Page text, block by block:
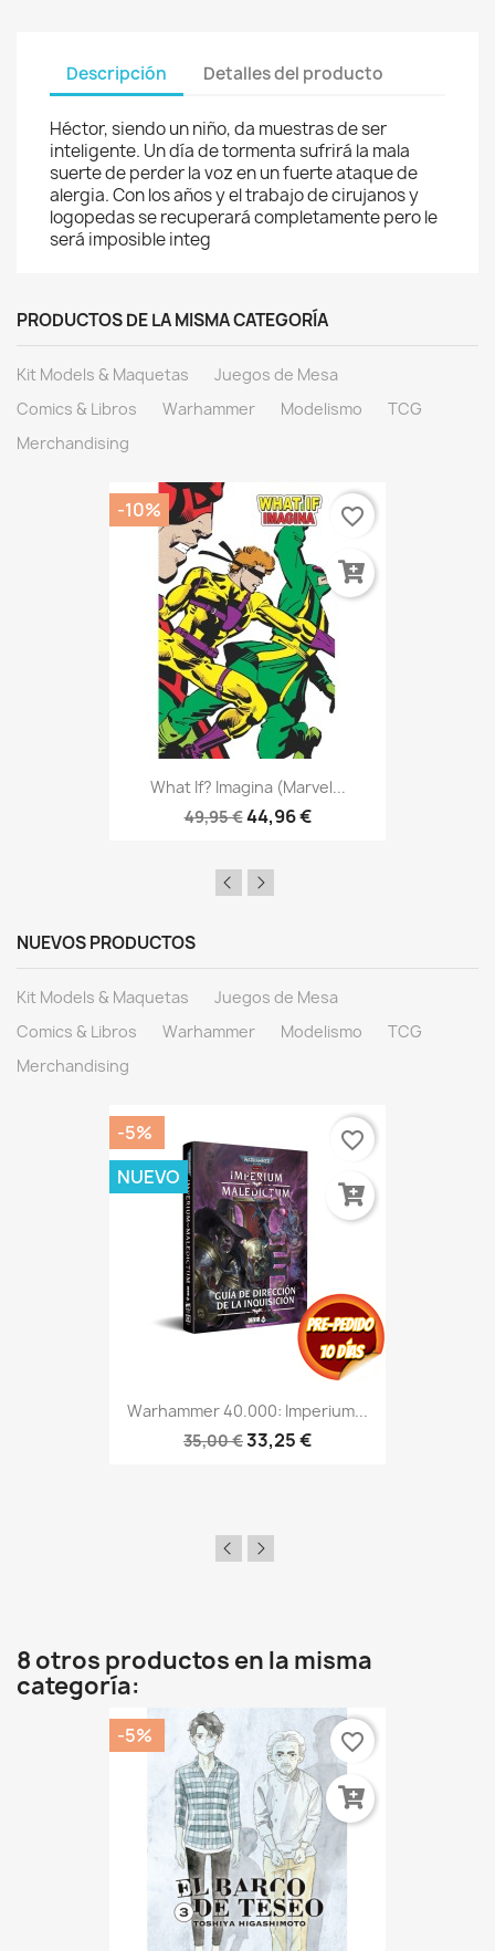
Descripción Detalles del producto
Héctor, siendo un niño, da muestras de ser
inteligente. Un día de tormenta sufrirá la mala
suerte de perder la voz en un fuerte ataque de
alergia. Con los años y el trabajo de cirujanos y
logopedas se recuperará completamente pero le
será imposible integ
PRODUCTOS DE LA MISMA CATEGORÍA
Kit Models & Maquetas
Juegos de Mesa
Comics & Libros
Warhammer Modelismo
TCG
Merchandising
What If? Imagina (Marvel...
49,95 €44,96 €
-10% favorite_border
NUEVOS PRODUCTOS
Kit Models & Maquetas
Juegos de Mesa
Comics & Libros
Warhammer Modelismo
TCG
Merchandising
Warhammer 40.000: Imperium...
35,00 €33,25 €
-5%
NUEVO
favorite_border
8 otros productos en la misma
categoría:
-5% favorite_border